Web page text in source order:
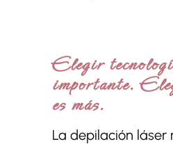
Elegir
importante.
es más.
La depilación láser